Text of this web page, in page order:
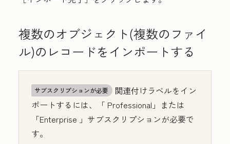
複数のオブジェクト(複数のファイ
ル)のレコードをインポートする
サブスクリプションが必要
関連付けラベルをイン
ポートするには、「 Professional 」または
「Enterprise 」サブスクリプションが必要で
す。